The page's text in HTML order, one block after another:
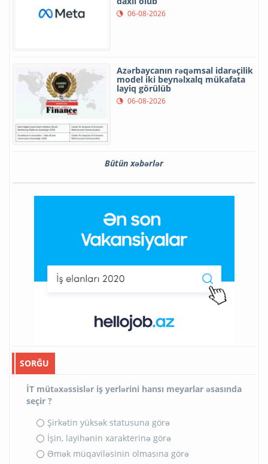
06-08-2026
Azərbaycanın rəqəmsal idarəçilik
model iki beynəlxalq mükafata
layiq görülüb
06-08-2026
Bütün xəbərlər
SORĞU
İT mütəxəssislər iş yerlərini hansı meyarlar əsasında
seçir ?
Şirkətin yüksək statusuna görə
İşin, layihənin xarakterinə görə
Əmək müqaviləsinin olmasına görə